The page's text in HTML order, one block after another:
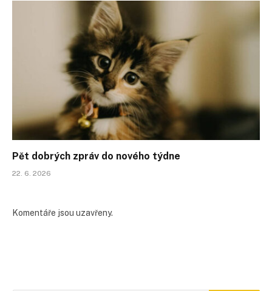
Pět dobrých zpráv do nového týdne
22. 6. 2026
Komentáře jsou uzavřeny.